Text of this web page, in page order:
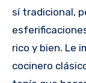
sí tradicional,
rico y bien. Le
cocinero